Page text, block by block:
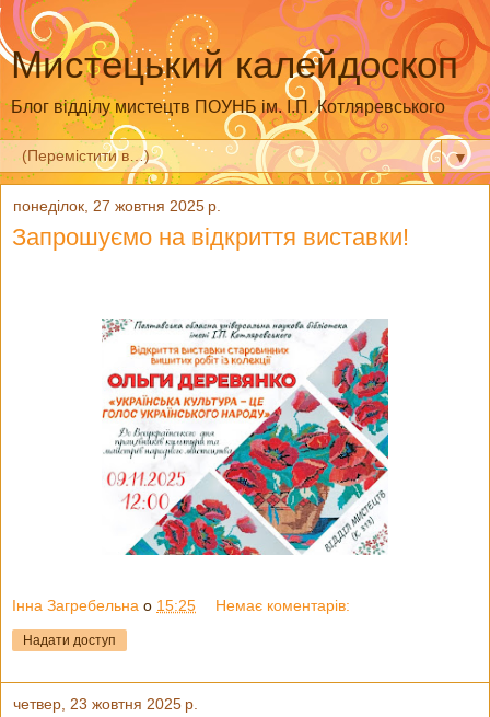
Мистецький калейдоскоп
Блог відділу мистецтв ПОУНБ ім. І.П. Котляревського
▼
понеділок, 27 жовтня 2025 р.
Запрошуємо на відкриття виставки!
Інна Загребельна о 15:25 Немає коментарів:
Надати доступ
четвер, 23 жовтня 2025 р.